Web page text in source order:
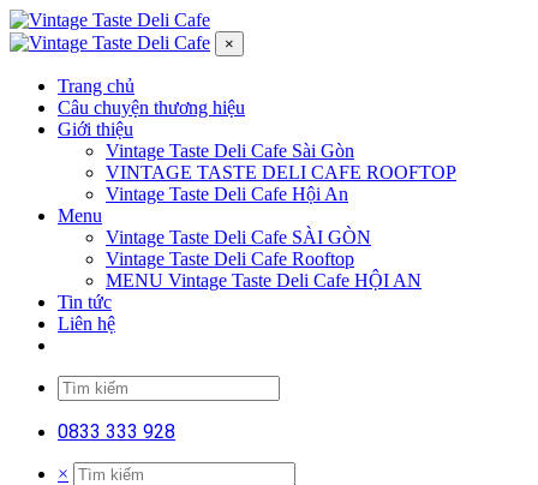
×
Trang chủ
Câu chuyện thương hiệu
Giới thiệu
Vintage Taste Deli Cafe Sài Gòn
VINTAGE TASTE DELI CAFE ROOFTOP
Vintage Taste Deli Cafe Hội An
Menu
Vintage Taste Deli Cafe SÀI GÒN
Vintage Taste Deli Cafe Rooftop
MENU Vintage Taste Deli Cafe HỘI AN
Tin tức
Liên hệ
0833 333 928
×